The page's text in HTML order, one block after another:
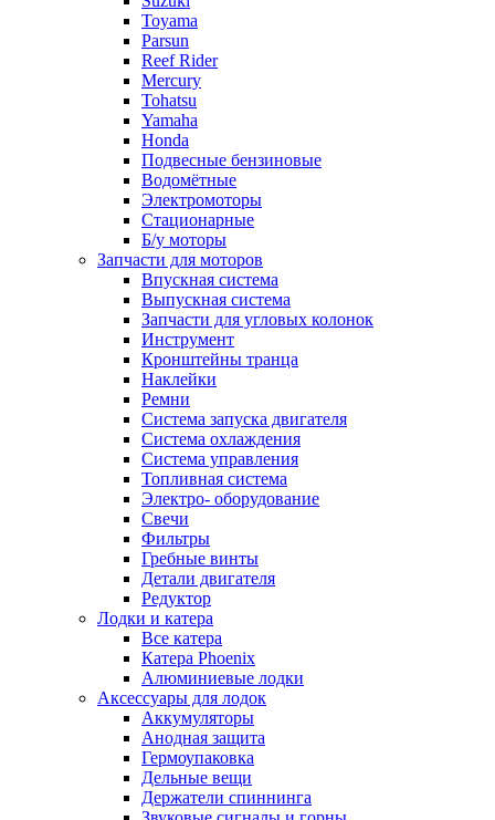
Toyama
Parsun
Reef Rider
Mercury
Tohatsu
Yamaha
Honda
Подвесные бензиновые
Водомётные
Электромоторы
Стационарные
Б/у моторы
Запчасти для моторов
Впускная система
Выпускная система
Запчасти для угловых колонок
Инструмент
Кронштейны транца
Наклейки
Ремни
Система запуска двигателя
Система охлаждения
Система управления
Топливная система
Электро- оборудование
Свечи
Фильтры
Гребные винты
Детали двигателя
Редуктор
Лодки и катера
Все катера
Катера Phoenix
Алюминиевые лодки
Аксессуары для лодок
Аккумуляторы
Анодная защита
Гермоупаковка
Дельные вещи
Держатели спиннинга